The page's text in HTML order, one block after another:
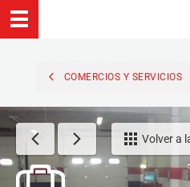
COMERCIOS Y SERVICIOS
Volver a